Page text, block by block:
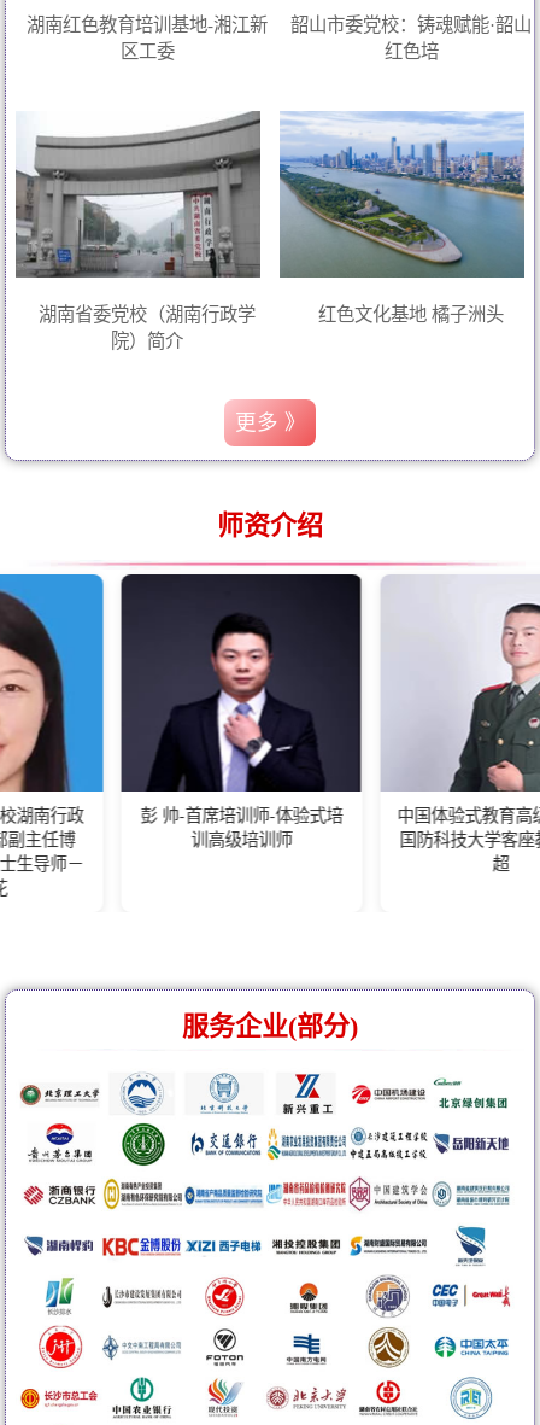
湖南红色教育培训基地-湘江新
区工委
韶山市委党校：铸魂赋能·韶山
红色培
湖南省委党校（湖南行政学
院）简介
红色文化基地 橘子洲头
更多 》
师资介绍
彭 帅-首席培训师-体验式培
训高级培训师
中国体验式教育高级培训师-
国防科技大学客座教练王佰
服务企业(部分)